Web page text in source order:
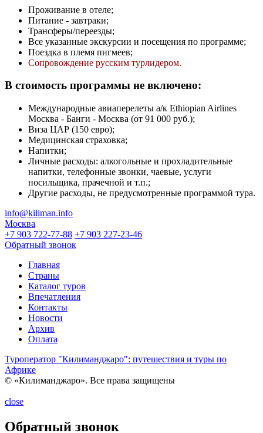
Проживание в отеле;
Питание - завтраки;
Трансферы/переезды;
Все указанные экскурсии и посещения по программе;
Поездка в племя пигмеев;
Сопровождение русским турлидером.
В стоимость программы не включено:
Международные авиаперелеты а/к Ethiopian Airlines
Москва - Банги - Москва (от 91 000 руб.);
Виза ЦАР (150 евро);
Медицинская страховка;
Напитки;
Личные расходы: алкогольные и прохладительные
напитки, телефонные звонки, чаевые, услуги
носильщика, прачечной и т.п.;
Другие расходы, не предусмотренные программой тура.
info@kiliman.info
Москва
+7 903 722-77-88 +7 903 227-23-46
Обратный звонок
Главная
Страны
Каталог туров
Впечатления
Контакты
Новости
Архив
Оплата
Туроператор "Килиманджаро": путешествия и туры по
Африке
© «Килиманджаро». Все права защищены
close
Обратный звонок